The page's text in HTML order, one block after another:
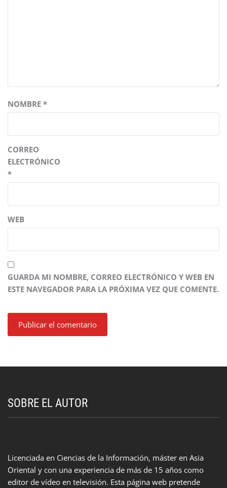
NOMBRE *
CORREO
ELECTRÓNICO
*
WEB
GUARDA MI NOMBRE, CORREO ELECTRÓNICO Y WEB EN
ESTE NAVEGADOR PARA LA PRÓXIMA VEZ QUE COMENTE.
SOBRE EL AUTOR
Licenciada en Ciencias de la Información, máster en Asia
Oriental y con una experiencia de más de 15 años como
editor de vídeo en televisión. Esta página web pretende